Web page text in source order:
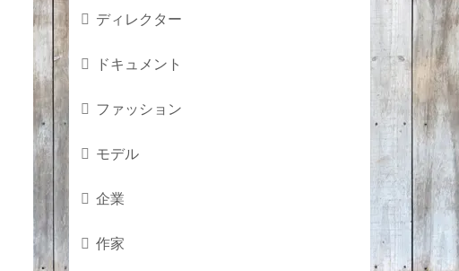
ディレクター
ドキュメント
ファッション
モデル
企業
作家